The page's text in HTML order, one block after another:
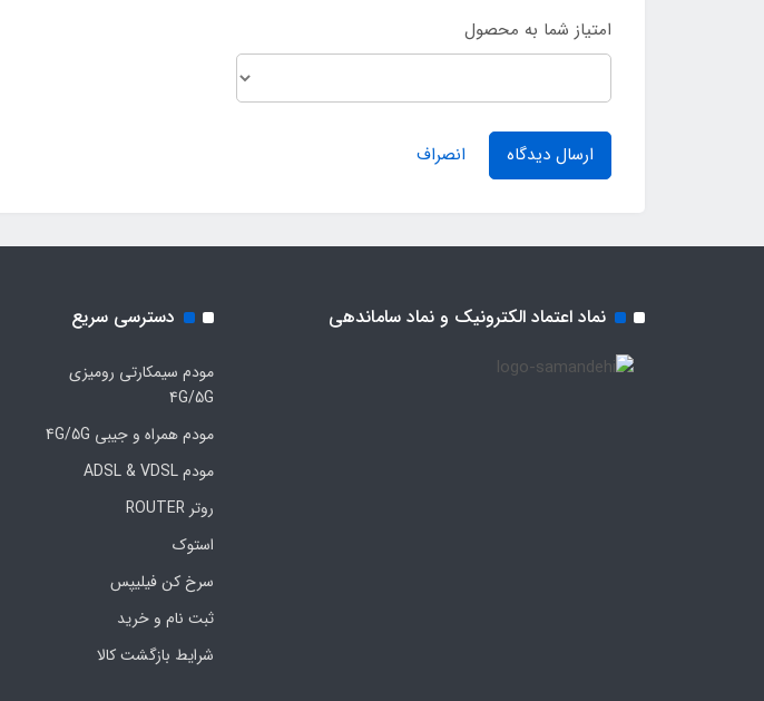
امتیاز شما به محصول
ارسال دیدگاه انصراف
نماد اعتماد الکترونیک و نماد ساماندهی دسترسی سریع
مودم سیمکارتی رومیزی
4G/5G
مودم همراه و جیبی 4G/5G
مودم ADSL & VDSL
روتر ROUTER
استوک
سرخ کن فیلیپس
ثبت نام و خرید
شرایط بازگشت کالا